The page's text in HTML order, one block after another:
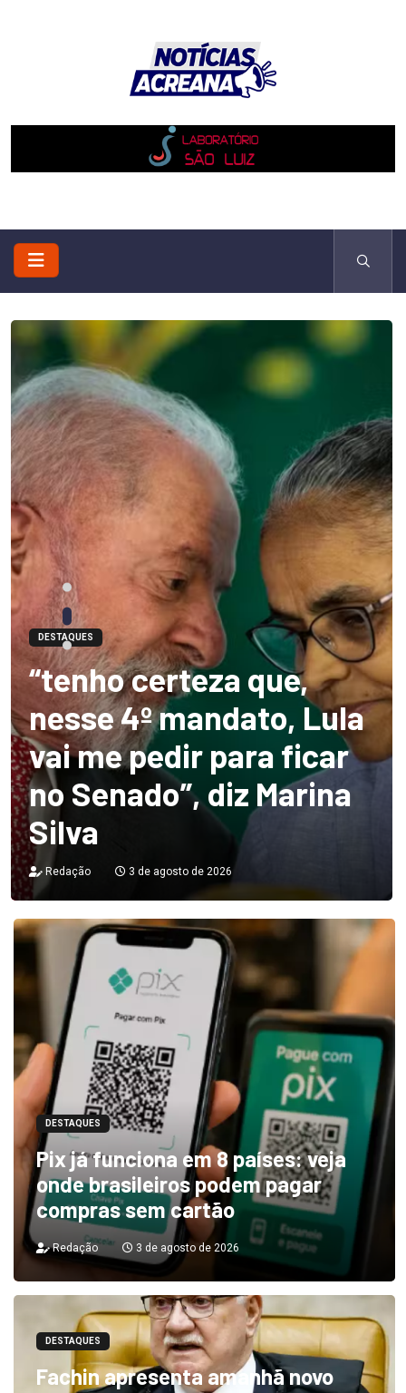
DESTAQUES
“tenho certeza que,
nesse 4º mandato, Lula
vai me pedir para ficar
no Senado”, diz Marina
Silva
Redação 3 de agosto de 2026
DESTAQUES
Pix já funciona em 8 países: veja
onde brasileiros podem pagar
compras sem cartão
Redação 3 de agosto de 2026
DESTAQUES
Fachin apresenta amanhã novo